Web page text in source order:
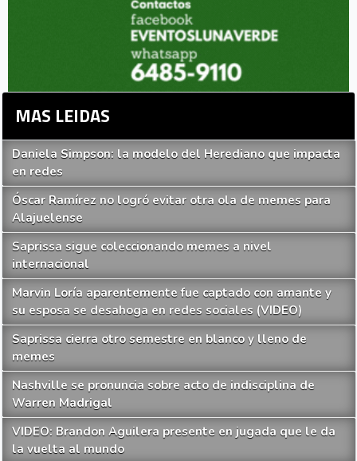
MAS LEIDAS
Daniela Simpson: la modelo del Herediano que impacta
en redes
Óscar Ramírez no logró evitar otra ola de memes para
Alajuelense
Saprissa sigue coleccionando memes a nivel
internacional
Marvin Loría aparentemente fue captado con amante y
su esposa se desahoga en redes sociales (VIDEO)
Saprissa cierra otro semestre en blanco y lleno de
memes
Nashville se pronuncia sobre acto de indisciplina de
Warren Madrigal
VIDEO: Brandon Aguilera presente en jugada que le da
la vuelta al mundo